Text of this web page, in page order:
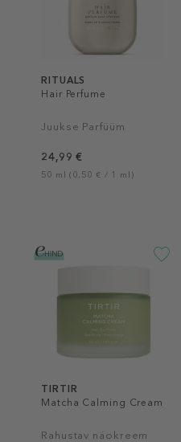
RITUALS
Hair Perfume
Juukse Parfüüm
24,99 €
50 ml (0,50 € / 1 ml)
TIRTIR
Matcha Calming Cream
Rahustav näokreem